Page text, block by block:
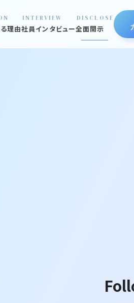
理由
INTERVIEW
社員インタビュー
DISCLOSE
全面開示